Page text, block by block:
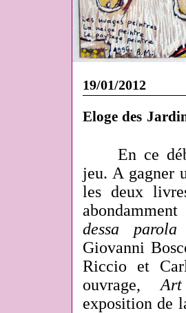
19/01/2012
Eloge des
En ce
jeu. A gagner
les deux
dessa
Giovanni
Riccio et
ouvrage,
exposition de